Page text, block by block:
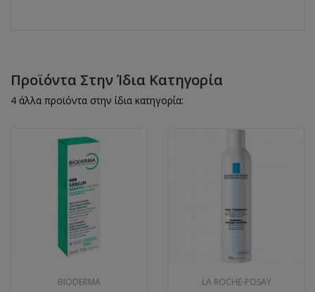
Προϊόντα Στην Ίδια Κατηγορία
4 άλλα προϊόντα στην ίδια κατηγορία:
BIODERMA LA ROCHE-POSAY